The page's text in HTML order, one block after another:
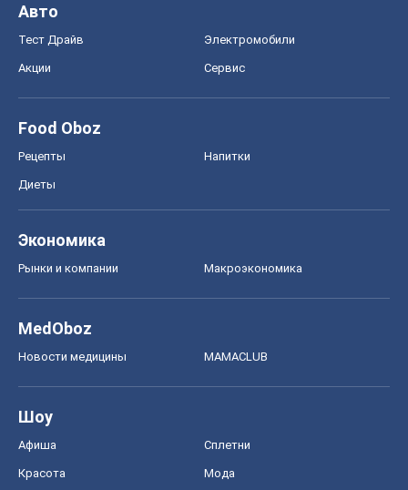
Авто
Тест Драйв Электромобили
Акции Сервис
Food Oboz
Рецепты Напитки
Диеты
Экономика
Рынки и компании Mакроэкономика
MedOboz
Новости медицины MAMACLUB
Шоу
Афиша Сплетни
Красота Мода